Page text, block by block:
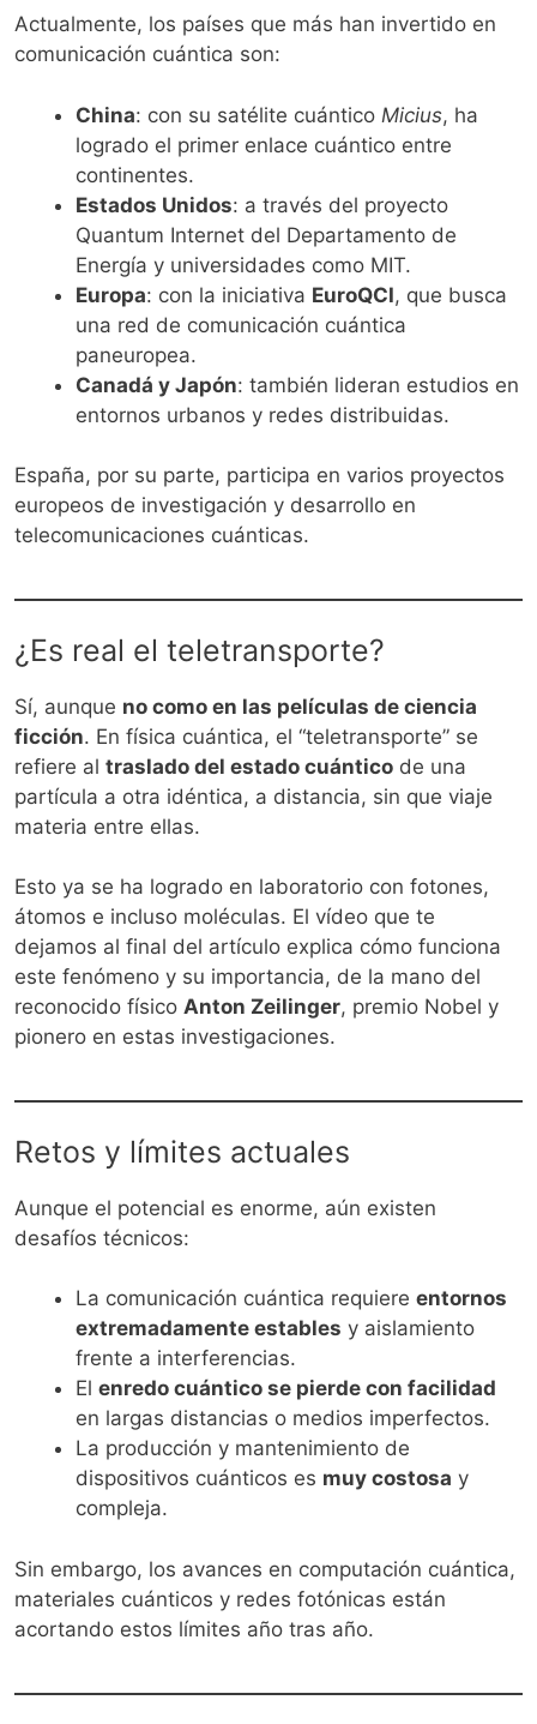
Actualmente, los países que más han invertido en
comunicación cuántica son:
China: con su satélite cuántico Micius, ha
logrado el primer enlace cuántico entre
continentes.
Estados Unidos: a través del proyecto
Quantum Internet del Departamento de
Energía y universidades como MIT.
Europa: con la iniciativa EuroQCI, que busca
una red de comunicación cuántica
paneuropea.
Canadá y Japón: también lideran estudios en
entornos urbanos y redes distribuidas.
España, por su parte, participa en varios proyectos
europeos de investigación y desarrollo en
telecomunicaciones cuánticas.
¿Es real el teletransporte?
Sí, aunque no como en las películas de ciencia
ficción. En física cuántica, el “teletransporte” se
refiere al traslado del estado cuántico de una
partícula a otra idéntica, a distancia, sin que viaje
materia entre ellas.
Esto ya se ha logrado en laboratorio con fotones,
átomos e incluso moléculas. El vídeo que te
dejamos al final del artículo explica cómo funciona
este fenómeno y su importancia, de la mano del
reconocido físico Anton Zeilinger, premio Nobel y
pionero en estas investigaciones.
Retos y límites actuales
Aunque el potencial es enorme, aún existen
desafíos técnicos:
La comunicación cuántica requiere entornos
extremadamente estables y aislamiento
frente a interferencias.
El enredo cuántico se pierde con facilidad
en largas distancias o medios imperfectos.
La producción y mantenimiento de
dispositivos cuánticos es muy costosa y
compleja.
Sin embargo, los avances en computación cuántica,
materiales cuánticos y redes fotónicas están
acortando estos límites año tras año.